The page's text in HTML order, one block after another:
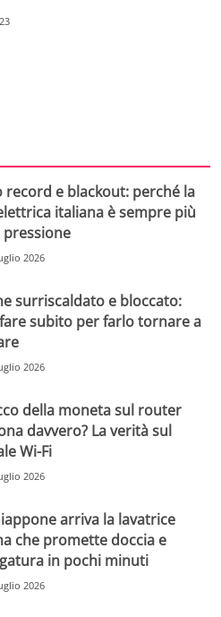
record e blackout: perché la
italiana è sempre più
2026
surriscaldato e bloccato:
subito per farlo tornare a
2026
della moneta sul router
davvero? La verità sul
Wi-Fi
2026
arriva la lavatrice
che promette doccia e
in pochi minuti
2026